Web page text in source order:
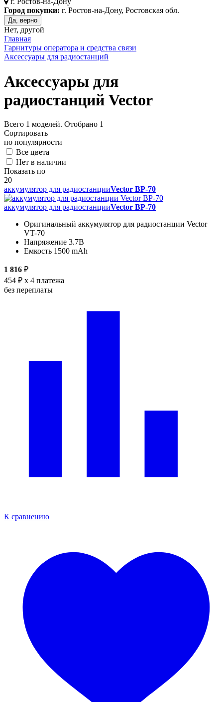
Город покупки: г. Ростов-на-Дону, Ростовская обл.
Да, верно
Нет, другой
Главная
Гарнитуры оператора и средства связи
Аксессуары для радиостанций
Аксессуары для
радиостанций Vector
Всего 1 моделей. Отобрано 1
Сортировать
по популярности
Все цвета
Нет в наличии
Показать по
20
аккумулятор для радиостанцииVector BP-70
аккумулятор для радиостанцииVector BP-70
Оригинальный аккумулятор для радиостанции Vector
VT-70
Напряжение 3.7В
Емкость 1500 mAh
1 816 ₽
454 ₽ x 4 платежа
без переплаты
К сравнению